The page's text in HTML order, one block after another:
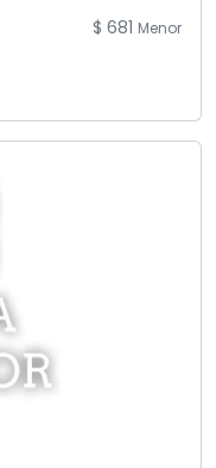
$ 681 Menor